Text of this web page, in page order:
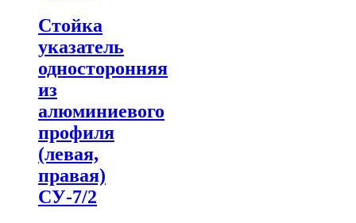
Стойка
указатель
односторонняя
из
алюминиевого
профиля
(левая,
правая)
СУ-7/2